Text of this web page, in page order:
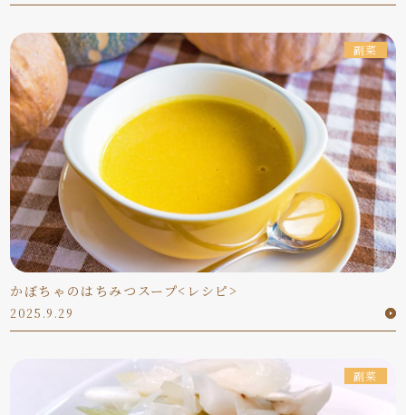
副菜
かぼちゃのはちみつスープ<レシピ>
2025.9.29
副菜